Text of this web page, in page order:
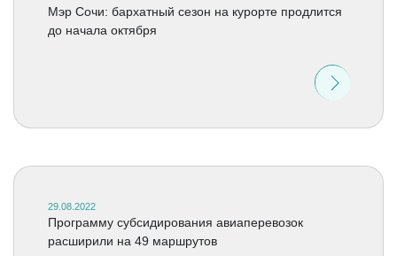
Мэр Сочи: бархатный сезон на курорте продлится
до начала октября
29.08.2022
Программу субсидирования авиаперевозок
расширили на 49 маршрутов